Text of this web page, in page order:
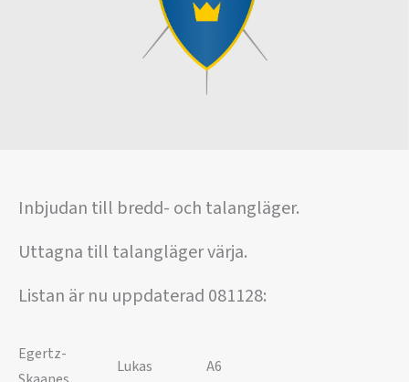
Inbjudan till bredd- och talangläger.
Uttagna till talangläger värja.
Listan är nu uppdaterad 081128:
Egertz-
Lukas A6